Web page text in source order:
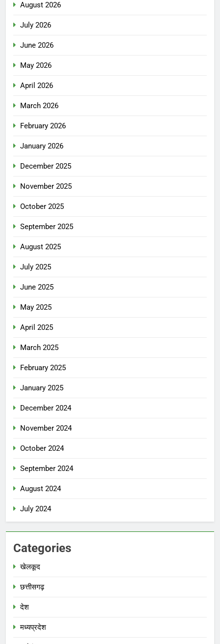
August 2026
July 2026
June 2026
May 2026
April 2026
March 2026
February 2026
January 2026
December 2025
November 2025
October 2025
September 2025
August 2025
July 2025
June 2025
May 2025
April 2025
March 2025
February 2025
January 2025
December 2024
November 2024
October 2024
September 2024
August 2024
July 2024
Categories
खेलकूद
छत्तीसगढ़
देश
मध्‍यप्रदेश